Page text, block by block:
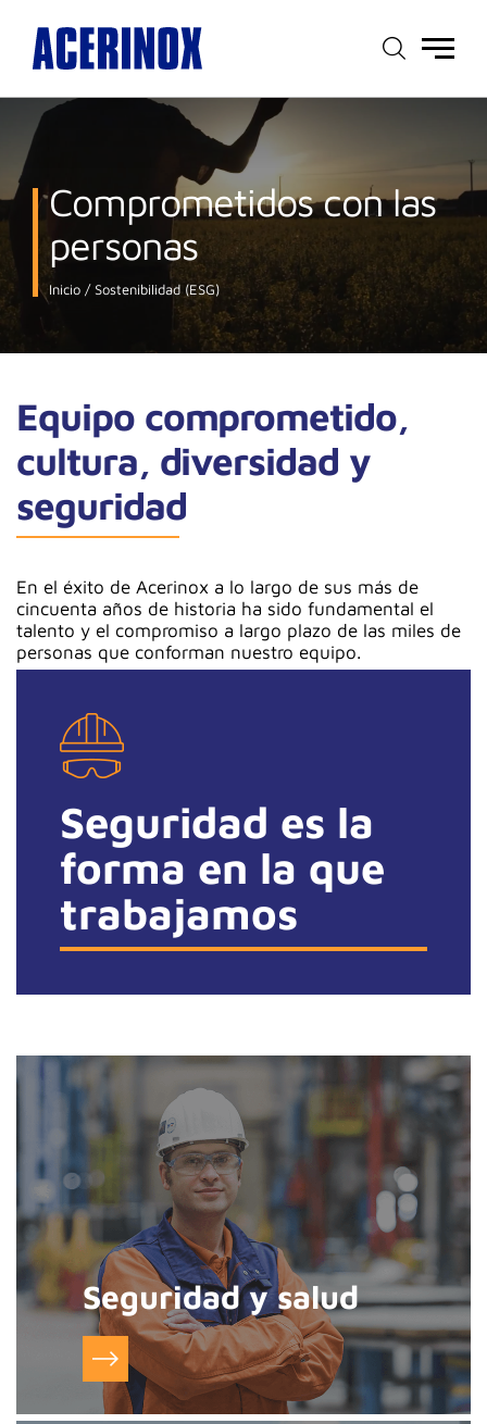
Menú
Comprometidos con las
personas
Inicio Sostenibilidad (ESG)
Equipo comprometido,
cultura, diversidad y
seguridad
En el éxito de Acerinox a lo largo de sus más de
cincuenta años de historia ha sido fundamental el
talento y el compromiso a largo plazo de las miles de
personas que conforman nuestro equipo.
Seguridad es la
forma en la que
trabajamos
Seguridad y salud